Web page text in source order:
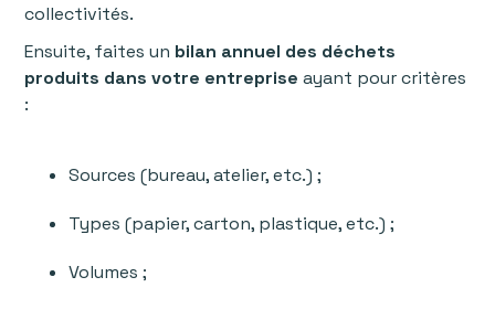
collectivités.
Ensuite, faites un bilan annuel des déchets
produits dans votre entrepriseayant pour critères
:
Sources (bureau, atelier, etc.) ;
Types (papier, carton, plastique, etc.) ;
Volumes ;